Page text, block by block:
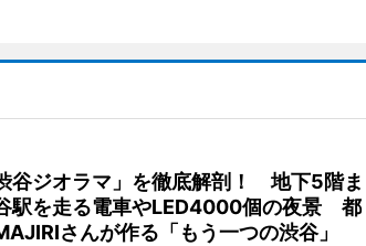
谷ジオラマ」を徹底解剖！ 地下5階ま
駅を走る電車やLED4000個の夜景 都
さんが作る「もう一つの渋谷」